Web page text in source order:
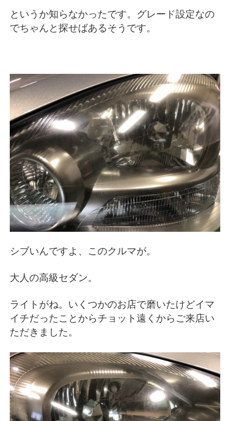
というか知らなかったです。グレード設定なの
でちゃんと探せばあるそうです。
シブいんですよ、このクルマが。
大人の高級セダン。
ライトがね。いくつかのお店で磨いたけどイマ
イチだったことからチョット遠くからご来店い
ただきました。